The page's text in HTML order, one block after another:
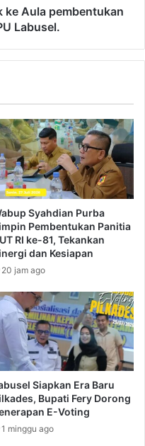
ke Aula pembentukan
Labusel.
Syahdian Purba
Pembentukan Panitia
RI ke-81, Tekankan
dan Kesiapan
20 jam ago
Siapkan Era Baru
Bupati Fery Dorong
E-Voting
1 minggu ago